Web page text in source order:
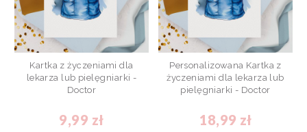
Kartka z życzeniami dla
lekarza lub pielęgniarki -
Doctor
9,99 zł
Personalizowana Kartka z
życzeniami dla lekarza lub
pielęgniarki - Doctor
18,99 zł